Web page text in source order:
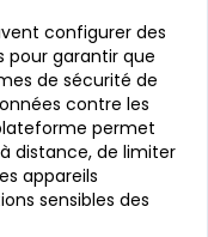
configurer des
pour garantir que
de sécurité de
contre les
permet
distance, de limiter
appareils
sensibles des